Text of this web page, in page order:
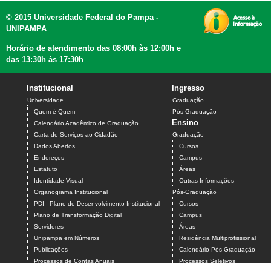
© 2015 Universidade Federal do Pampa -
UNIPAMPA
Horário de atendimento das 08:00h às 12:00h e
das 13:30h às 17:30h
Institucional
Universidade
Quem é Quem
Calendário Acadêmico de Graduação
Carta de Serviços ao Cidadão
Dados Abertos
Endereços
Estatuto
Identidade Visual
Organograma Institucional
PDI - Plano de Desenvolvimento Institucional
Plano de Transformação Digital
Servidores
Unipampa em Números
Publicações
Processos de Contas Anuais
Ingresso
Graduação
Pós-Graduação
Ensino
Graduação
Cursos
Campus
Áreas
Outras Informações
Pós-Graduação
Cursos
Campus
Áreas
Residência Multiprofissional
Calendário Pós-Graduação
Processos Seletivos